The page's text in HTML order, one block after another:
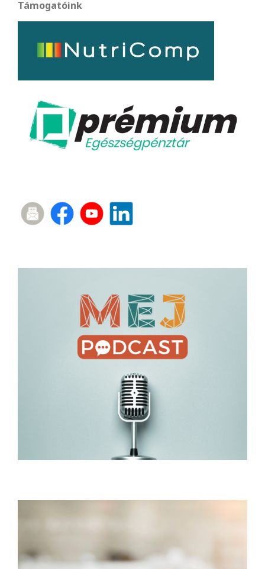
Támogatóink